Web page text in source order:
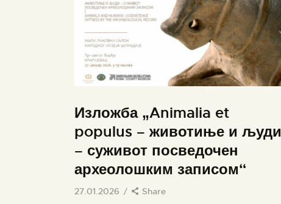
Изложба „Animalia et
populus – животиње и људи
– суживот посведочен
археолошким записом“
27.01.2026 Share